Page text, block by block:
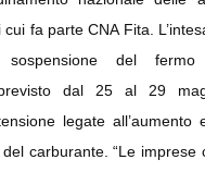
cui fa parte CNA Fita.
del fermo
previsto dal 25 al 29
legate all’aumento
carburante. “Le imprese